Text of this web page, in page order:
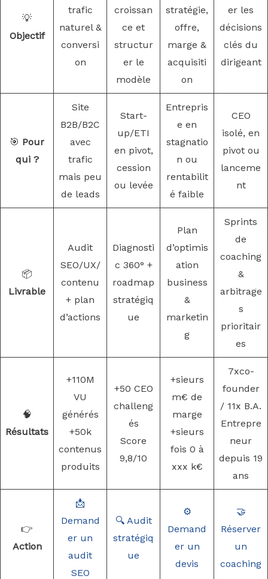
💡
Objectif
trafic
naturel &
conversi
on
croissan
ce et
structur
er le
modèle
stratégie,
offre,
marge &
acquisiti
on
er les
décisions
clés du
dirigeant
🎯 Pour
qui ?
Site
B2B/B2C
avec
trafic
mais peu
de leads
Start-
up/ETI
en pivot,
cession
ou levée
Entrepris
e en
stagnatio
n ou
rentabilit
é faible
CEO
isolé, en
pivot ou
lanceme
nt
📦
Livrable
Audit
SEO/UX/
contenu
+ plan
d’actions
Diagnosti
c 360° +
roadmap
stratégiq
ue
Plan
d’optimis
ation
business
&
marketin
g
Sprints
de
coaching
&
arbitrage
s
prioritair
es
🧠
Résultats
+110M
VU
générés
+50k
contenus
produits
+50 CEO
challeng
és
Score
9,8/10
+sieurs
m€ de
marge
+sieurs
fois 0 à
xxx k€
7xco-
founder
/ 11x B.A.
Entrepre
neur
depuis 19
ans
👉
Action
📩
Demand
er un
audit
SEO
🔍 Audit
stratégiq
ue
⚙️
Demand
er un
devis
🤝
Réserver
un
coaching